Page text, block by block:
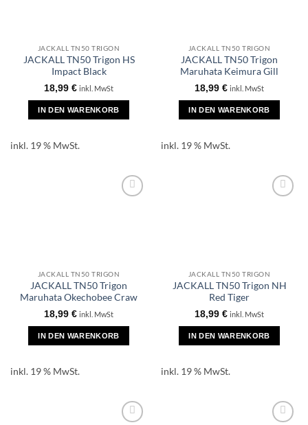
JACKALL TN50 TRIGON
JACKALL TN50 Trigon HS
Impact Black
18,99 € inkl. MwSt
IN DEN WARENKORB
inkl. 19 % MwSt.
JACKALL TN50 TRIGON
JACKALL TN50 Trigon
Maruhata Keimura Gill
18,99 € inkl. MwSt
IN DEN WARENKORB
inkl. 19 % MwSt.
JACKALL TN50 TRIGON
JACKALL TN50 Trigon
Maruhata Okechobee Craw
18,99 € inkl. MwSt
IN DEN WARENKORB
inkl. 19 % MwSt.
JACKALL TN50 TRIGON
JACKALL TN50 Trigon NH
Red Tiger
18,99 € inkl. MwSt
IN DEN WARENKORB
inkl. 19 % MwSt.